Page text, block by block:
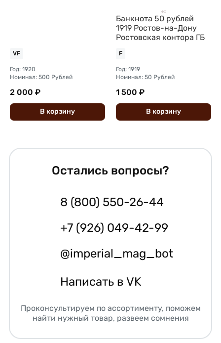
VF
Год: 1920
Номинал: 500 Рублей
2 000 ₽
В корзину
Банкнота 50 рублей
1919 Ростов-на-Дону
Ростовская контора ГБ
F
Год: 1919
Номинал: 50 Рублей
1 500 ₽
В корзину
Остались вопросы?
8 (800) 550-26-44
+7 (926) 049-42-99
@imperial_mag_bot
Написать в VK
Проконсультируем по ассортименту, поможем
найти нужный товар, развеем сомнения